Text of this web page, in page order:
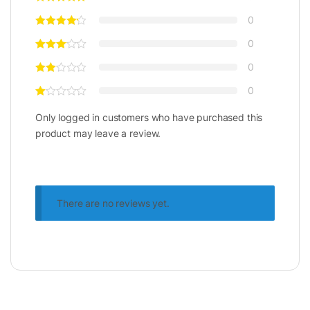
phân khúc.
sửa ảnh RAW và chạy các phần mềm
Adobe như Photoshop, Illustrator,
Premiere Pro một cách mượt mà.
Tối ưu cho công việc sáng tạo đa phương
0
0
0
0
Only logged in customers who have purchased this
product may leave a review.
There are no reviews yet.